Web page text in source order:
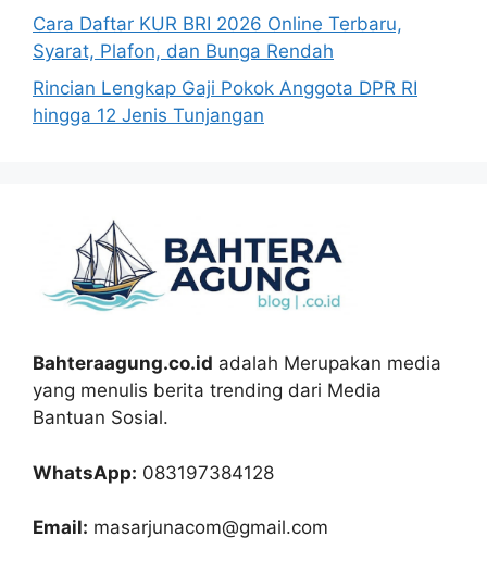
Cara Daftar KUR BRI 2026 Online Terbaru,
Syarat, Plafon, dan Bunga Rendah
Rincian Lengkap Gaji Pokok Anggota DPR RI
hingga 12 Jenis Tunjangan
Bahteraagung.co.id adalah Merupakan media
yang menulis berita trending dari Media
Bantuan Sosial.
WhatsApp: 083197384128
Email: masarjunacom@gmail.com